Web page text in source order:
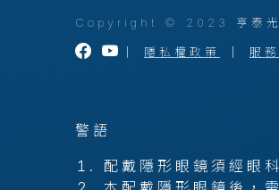
Copyright © 2023 亨泰光
隱私權政策 服
警語
配戴隱形眼鏡須經眼